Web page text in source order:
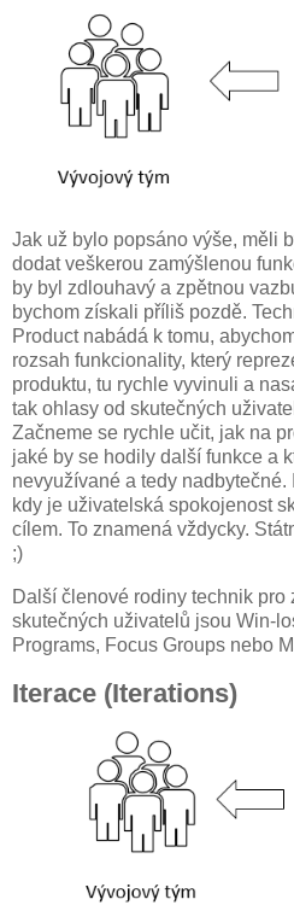
Jak už bylo popsáno výše, měli
dodat veškerou zamýšlenou
by byl zdlouhavý a zpětnou
bychom získali příliš pozdě.
Product nabádá k tomu,
rozsah funkcionality, který
produktu, tu rychle vyvinuli a
tak ohlasy od skutečných
Začneme se rychle učit, jak na
jaké by se hodily další funkce a
nevyužívané a tedy
kdy je uživatelská spokojenost
cílem. To znamená vždycky.
;)
Další členové rodiny technik pro
skutečných uživatelů jsou Win-
Programs, Focus Groups nebo
Iterace (Iterations)